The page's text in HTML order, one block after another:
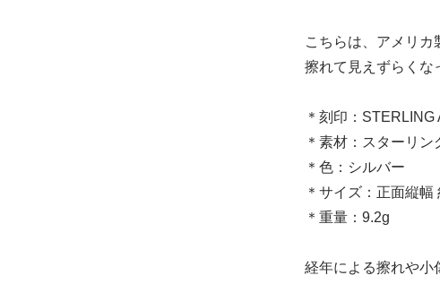
こちらは、アメリカ
擦れて見えずらくな
＊刻印：STERLING
＊素材：スターリン
＊色：シルバー
＊サイズ：正面縦
＊重量：9.2g
経年による擦れや小